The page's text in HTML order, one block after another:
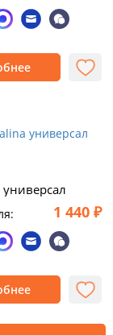
универсал
1 440 ₽